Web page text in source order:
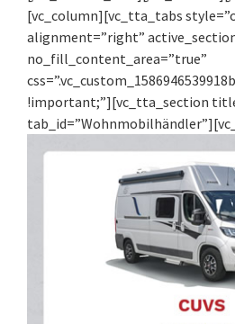
[vc_column][vc_tta_tabs
alignment=”right”
no_fill_content_area=”true”
!important;”][vc_tta_section